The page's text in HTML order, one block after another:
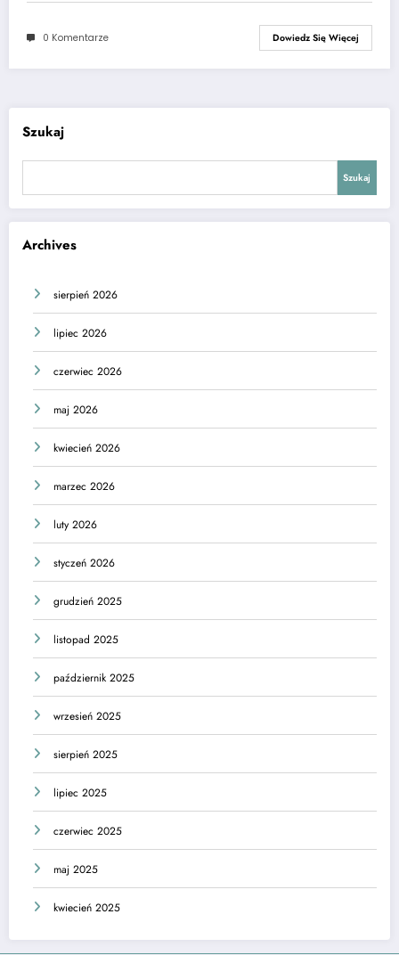
0 Komentarze Dowiedz Się Więcej
Szukaj
Szukaj
Archives
sierpień 2026
lipiec 2026
czerwiec 2026
maj 2026
kwiecień 2026
marzec 2026
luty 2026
styczeń 2026
grudzień 2025
listopad 2025
październik 2025
wrzesień 2025
sierpień 2025
lipiec 2025
czerwiec 2025
maj 2025
kwiecień 2025